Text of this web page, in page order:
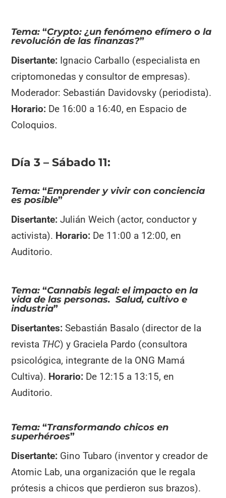
Tema:“Crypto: ¿un fenómeno efímero o la
revolución de las finanzas?”
Disertante: Ignacio Carballo (especialista en
criptomonedas y consultor de empresas).
Moderador: Sebastián Davidovsky (periodista).
Horario: De 16:00 a 16:40, en Espacio de
Coloquios.
Día 3 – Sábado 11:
Tema:“Emprender y vivir con conciencia
es posible”
Disertante:Julián Weich (actor, conductor y
activista). Horario: De 11:00 a 12:00, en
Auditorio.
Tema:“Cannabis legal: el impacto en la
vida de las personas. Salud, cultivo e
industria”
Disertantes: Sebastián Basalo (director de la
revista THC) y Graciela Pardo (consultora
psicológica, integrante de la ONG Mamá
Cultiva). Horario: De 12:15 a 13:15, en
Auditorio.
Tema:“Transformando chicos en
superhéroes”
Disertante: Gino Tubaro (inventor y creador de
Atomic Lab, una organización que le regala
prótesis a chicos que perdieron sus brazos).